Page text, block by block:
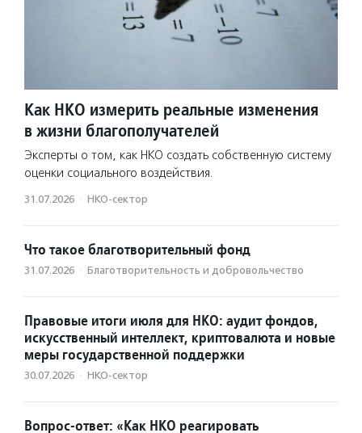
Как НКО измерить реальные изменения
в жизни благополучателей
Эксперты о том, как НКО создать собственную систему
оценки социального воздействия.
31.07.2026 · НКО-сектор
Что такое благотворительный фонд
31.07.2026 · Благотвори­тель­ность и доброволь­чест­во
Правовые итоги июля для НКО: аудит фондов,
искусственный интеллект, криптовалюта и новые
меры государственной поддержки
30.07.2026 · НКО-сектор
Вопрос-ответ: «Как НКО реагировать